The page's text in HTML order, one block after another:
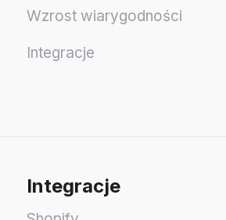
Wzrost wiarygodności
Integracje
Integracje